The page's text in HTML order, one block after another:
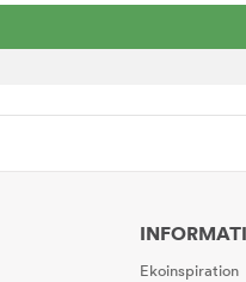
Ekoinspiration